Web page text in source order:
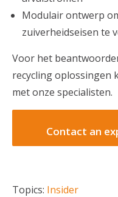
Modulair ontwerp
zuiverheidseisen te
Voor het
recycling oplossingen
met onze specialisten.
Contact an
Topics: Insider